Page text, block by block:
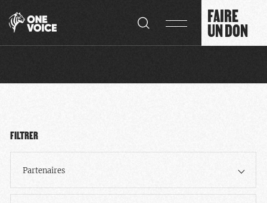
FAIRE
UN DON
FILTRER
Partenaires